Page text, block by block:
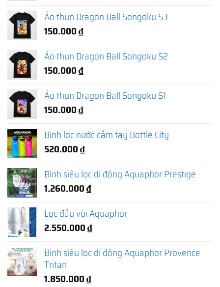
Áo thun Dragon Ball Songoku S3
150.000₫
Áo thun Dragon Ball Songoku S2
150.000₫
Áo thun Dragon Ball Songoku S1
150.000₫
Bình lọc nước cầm tay Bottle City
520.000₫
Bình siêu lọc di động Aquaphor Prestige
1.260.000₫
Lọc đầu vòi Aquaphor
2.550.000₫
Bình siêu lọc di động Aquaphor Provence
Tritan
1.850.000₫